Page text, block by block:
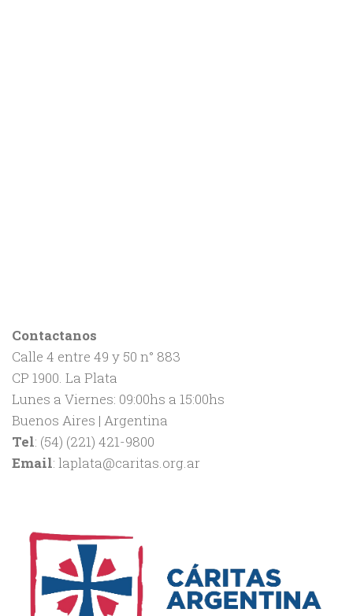
Contactanos
Calle 4 entre 49 y 50 n° 883
CP 1900. La Plata
Lunes a Viernes: 09:00hs a 15:00hs
Buenos Aires | Argentina
Tel: (54) (221) 421-9800
Email: laplata@caritas.org.ar